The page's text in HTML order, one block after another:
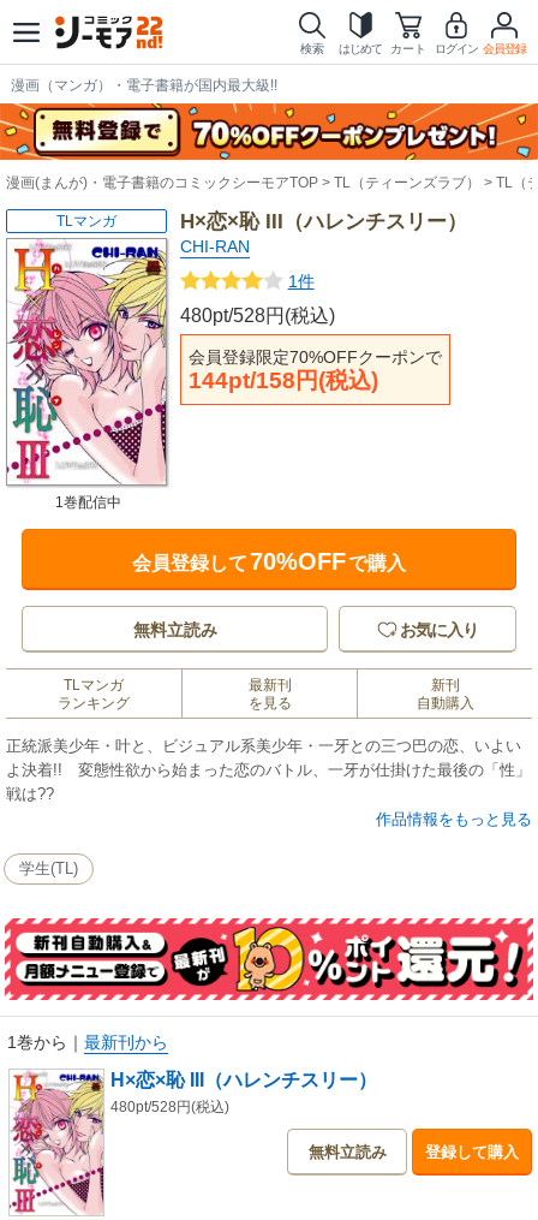
検索 はじめて カート ログイン 会員登録
漫画（マンガ）・電子書籍が国内最大級!!
漫画(まんが)・電子書籍のコミックシーモアTOP TL（ティーンズラブ） TL（
H×恋×恥 III（ハレンチスリー）
CHI-RAN
1件
480pt/528円(税込)
会員登録限定70%OFFクーポンで
144pt/158円(税込)
TLマンガ
1巻配信中
会員登録して70%OFFで購入
無料立読み お気に入り
TLマンガ
ランキング
最新刊
を見る
新刊
自動購入
正統派美少年・叶と、ビジュアル系美少年・一牙との三つ巴の恋、いよい
よ決着!! 変態性欲から始まった恋のバトル、一牙が仕掛けた最後の「性」
戦は??
作品情報をもっと見る
学生(TL)
1巻から ｜ 最新刊から
H×恋×恥 III（ハレンチスリー）
480pt/528円(税込)
無料立読み 登録して購入